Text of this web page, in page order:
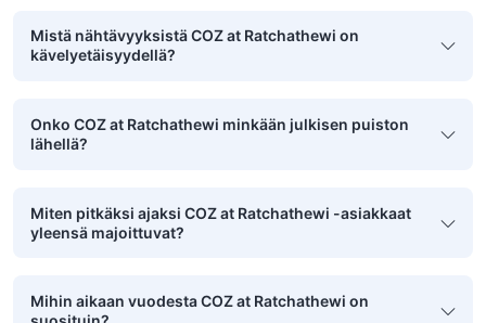
Mistä nähtävyyksistä COZ at Ratchathewi on
kävelyetäisyydellä?
Onko COZ at Ratchathewi minkään julkisen puiston
lähellä?
Miten pitkäksi ajaksi COZ at Ratchathewi -asiakkaat
yleensä majoittuvat?
Mihin aikaan vuodesta COZ at Ratchathewi on